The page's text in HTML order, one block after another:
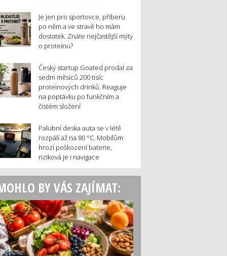
Je jen pro sportovce, přiberu
po něm a ve stravě ho mám
dostatek. Znáte nejčastější mýty
o proteinu?
Český startup Goated prodal za
sedm měsíců 200 tisíc
proteinových drinků. Reaguje
na poptávku po funkčním a
čistém složení
Palubní deska auta se v létě
rozpálí až na 80 °C. Mobilům
hrozí poškození baterie,
riziková je i navigace
BY VÁS ZAJÍMAT: